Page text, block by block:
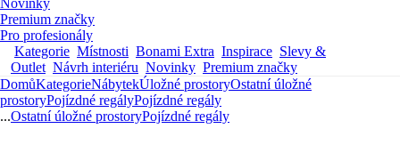
Novinky
Premium značky
Pro profesionály
Kategorie Místnosti Bonami Extra Inspirace Slevy &
Outlet Návrh interiéru Novinky Premium značky
DomůKategorieNábytekÚložné prostoryOstatní úložné
prostoryPojízdné regályPojízdné regály
...Ostatní úložné prostoryPojízdné regály